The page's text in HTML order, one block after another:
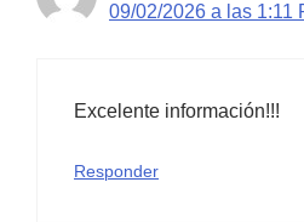
09/02/2026 a las 1:11
Excelente información!!!
Responder